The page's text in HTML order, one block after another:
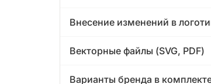
Внесение изменений в
Векторные файлы (SVG, PDF)
Варианты бренда в